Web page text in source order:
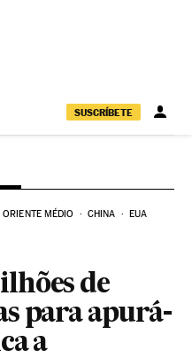
SUSCRÍBETE
ORIENTE MÉDIO CHINA EUA
de
para apurá-
a